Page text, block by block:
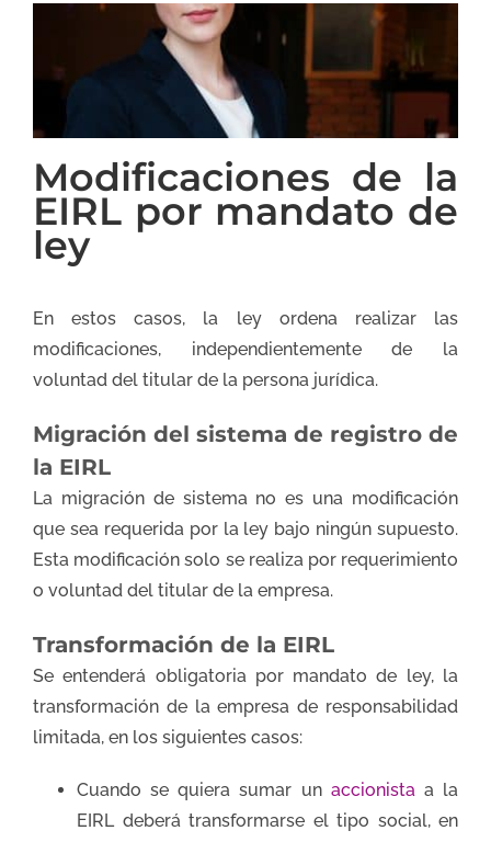
Modificaciones de la
EIRL por mandato de
ley
En estos casos, la ley ordena realizar las
modificaciones, independientemente de la
voluntad del titular de la persona jurídica.
Migración del sistema de registro de
la EIRL
La migración de sistema no es una modificación
que sea requerida por la ley bajo ningún supuesto.
Esta modificación solo se realiza por requerimiento
o voluntad del titular de la empresa.
Transformación de la EIRL
Se entenderá obligatoria por mandato de ley, la
transformación de la empresa de responsabilidad
limitada, en los siguientes casos:
Cuando se quiera sumar un accionistaa la
EIRL deberá transformarse el tipo social, en